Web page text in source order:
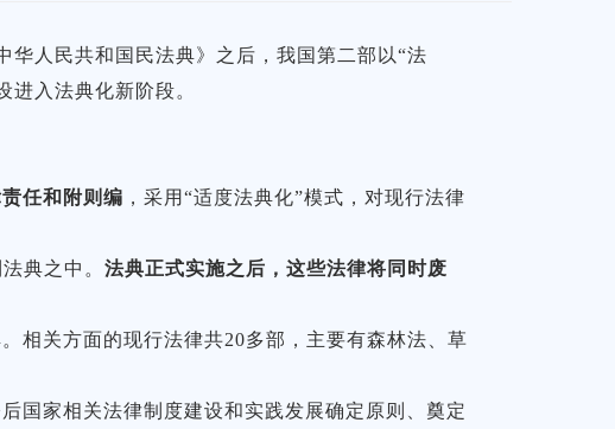
人民共和国民法典》之后，我国第二部以“法
入法典化新阶段。
任和附则编 ，采用“适度法典化”模式，对现行法律
法典之中。法典正式实施之后，这些法律将同时废
相关方面的现行法律共20多部，主要有森林法、草
后国家相关法律制度建设和实践发展确定原则、奠定